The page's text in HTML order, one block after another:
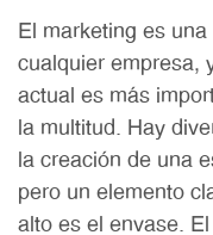
El marketing es
cualquier empresa,
actual es más
la multitud. Hay
la creación de una
pero un elemento
alto es el envase. El